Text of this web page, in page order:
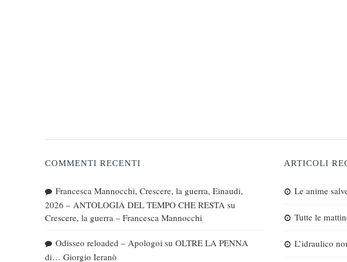
COMMENTI RECENTI
Francesca Mannocchi, Crescere, la guerra, Einaudi,
2026 – ANTOLOGIA DEL TEMPO CHE RESTA su
Crescere, la guerra – Francesca Mannocchi
Odisseo reloaded – Apologoi su OLTRE LA PENNA
di… Giorgio Ieranò
ARTICOLI
Le anime
Tutte le
L’idraulico